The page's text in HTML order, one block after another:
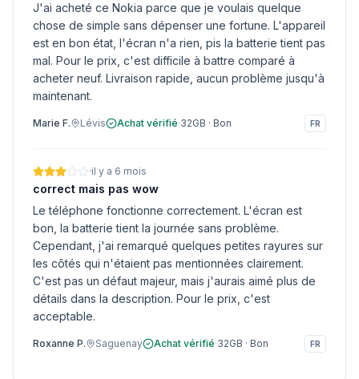
J'ai acheté ce Nokia parce que je voulais quelque
chose de simple sans dépenser une fortune. L'appareil
est en bon état, l'écran n'a rien, pis la batterie tient pas
mal. Pour le prix, c'est difficile à battre comparé à
acheter neuf. Livraison rapide, aucun problème jusqu'à
maintenant.
Marie F. Lévis Achat vérifié·32GB · Bon FR
·il y a 6 mois
correct mais pas wow
Le téléphone fonctionne correctement. L'écran est
bon, la batterie tient la journée sans problème.
Cependant, j'ai remarqué quelques petites rayures sur
les côtés qui n'étaient pas mentionnées clairement.
C'est pas un défaut majeur, mais j'aurais aimé plus de
détails dans la description. Pour le prix, c'est
acceptable.
Roxanne P. Saguenay Achat vérifié·32GB · Bon FR